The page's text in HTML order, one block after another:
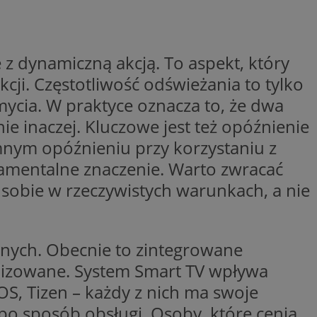
dynamiczną akcją. To aspekt, który
Częstotliwość odświeżania to tylko
W praktyce oznacza to, że dwa
inaczej. Kluczowe jest też opóźnienie
opóźnieniu przy korzystaniu z
znaczenie. Warto zwracać
w rzeczywistych warunkach, a nie
Obecnie to zintegrowane
System Smart TV wpływa
Tizen – każdy z nich ma swoje
internetowej,
raportów
internetowej.
preferencji
na pliki cookie.
Cookie-
gościa na
celów
Analytics - co
usługi
losowo
Jest on
i służy do
sesji i kampanii
Bidswitch
zapewnić, że
tych samych
który
w
do